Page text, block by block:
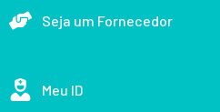
Seja um Fornecedor
Meu ID